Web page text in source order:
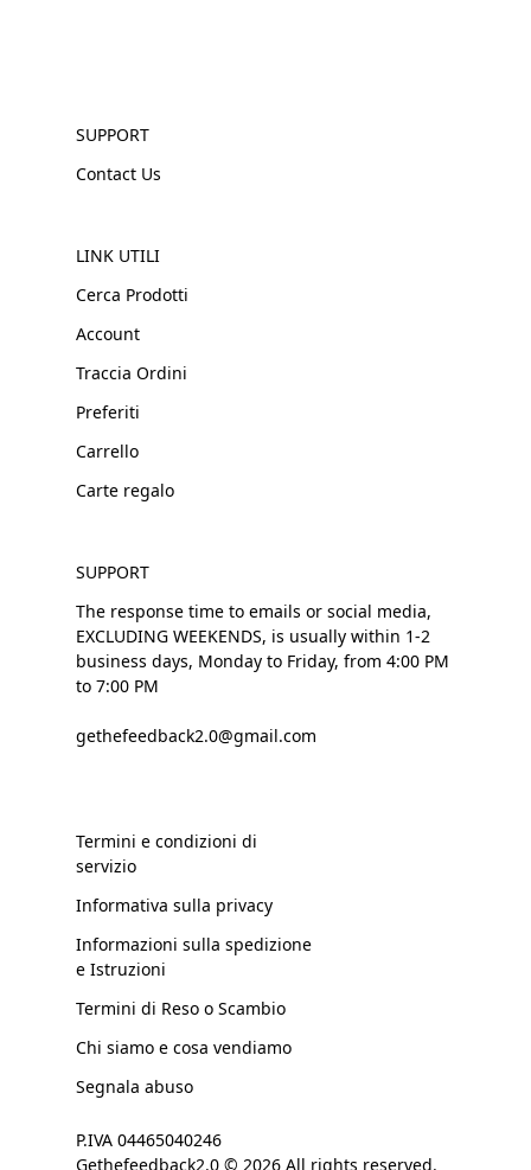
SUPPORT
Contact Us
LINK UTILI
Cerca Prodotti
Account
Traccia Ordini
Preferiti
Carrello
Carte regalo
SUPPORT
The response time to emails or social media,
EXCLUDING WEEKENDS, is usually within 1-2
business days, Monday to Friday, from 4:00 PM
to 7:00 PM
gethefeedback2.0@gmail.com
Termini e condizioni di
servizio
Informativa sulla privacy
Informazioni sulla spedizione
e Istruzioni
Termini di Reso o Scambio
Chi siamo e cosa vendiamo
Segnala abuso
P.IVA 04465040246
Gethefeedback2.0 © 2026 All rights reserved.